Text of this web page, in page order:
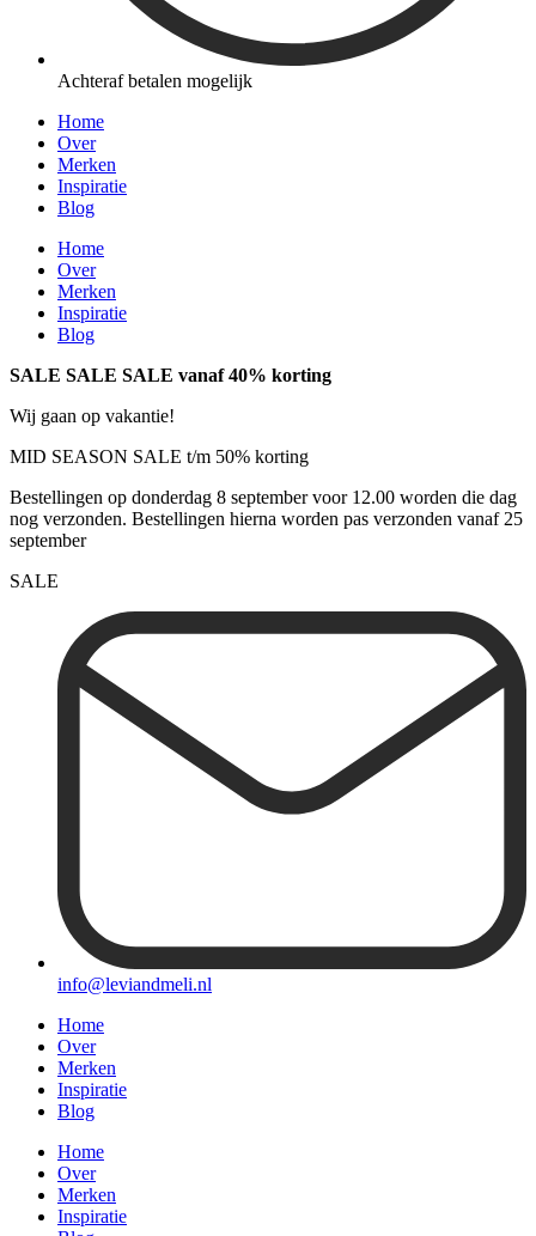
Achteraf betalen mogelijk
Home
Over
Merken
Inspiratie
Blog
Home
Over
Merken
Inspiratie
Blog
SALE SALE SALE vanaf 40% korting
Wij gaan op vakantie!
MID SEASON SALE t/m 50% korting
Bestellingen op donderdag 8 september voor 12.00 worden die dag
nog verzonden. Bestellingen hierna worden pas verzonden vanaf 25
september
SALE
info@leviandmeli.nl
Home
Over
Merken
Inspiratie
Blog
Home
Over
Merken
Inspiratie